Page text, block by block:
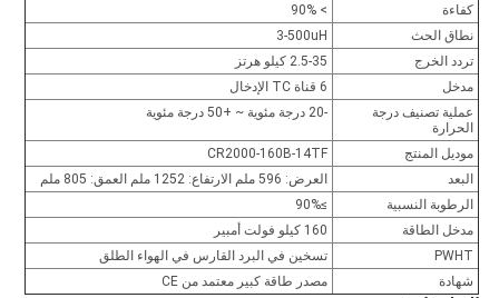
كفاءة
> 90%
نطاق الحث
3-500uH
تردد الخرج
2.5-35 كيلو هرتز
مدخل
6 قناة TC الإدخال
عملية تصنيف درجة
الحرارة
-20 درجة مئوية ~ +50 درجة مئوية
موديل المنتج
CR2000-160B-14TF
البعد
العرض: 596 ملم الارتفاع: 1252 ملم العمق: 805 ملم
الرطوبة النسبية
≥90%
مدخل الطاقة
160 كيلو فولت أمبير
PWHT
تسخين في البرد القارس في الهواء الطلق
شهادة
مصدر طاقة كبير معتمد من CE